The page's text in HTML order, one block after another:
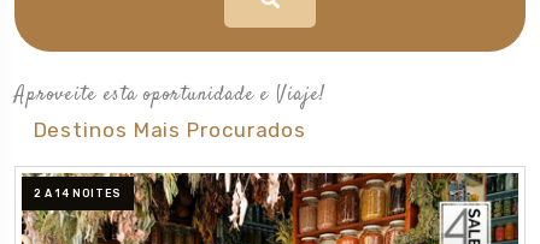
Aproveite esta oportunidade e Viaje!
Destinos Mais Procurados
2 A 14 NOITES